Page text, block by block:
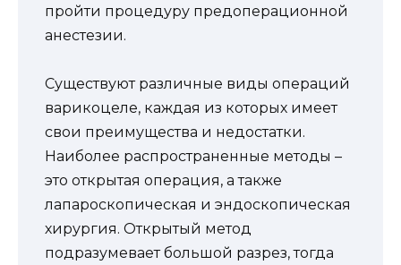
пройти процедуру предоперационной
анестезии.
Существуют различные виды операций
варикоцеле, каждая из которых имеет
свои преимущества и недостатки.
Наиболее распространенные методы –
это открытая операция, а также
лапароскопическая и эндоскопическая
хирургия. Открытый метод
подразумевает большой разрез, тогда